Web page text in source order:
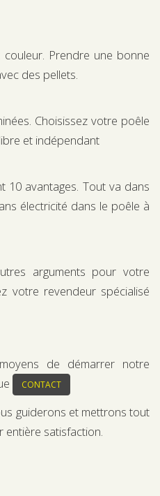
Prendre une bonne
des pellets.
Choisissez votre poêle
et indépendant
10 avantages. Tout va dans
électricité dans le poêle à
arguments pour votre
votre revendeur spécialisé
de démarrer notre
CONTACT
guiderons et mettrons tout
satisfaction.